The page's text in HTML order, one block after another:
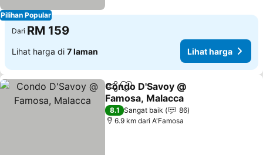
Pilihan Popular
Dari RM 159
Lihat harga di 7 laman Lihat harga
KongsiTambah ke favorit
Condo D'Savoy @
Famosa, Malacca
Lihat harga
8.1 Sangat baik
86
6.9 km dari A'Famosa